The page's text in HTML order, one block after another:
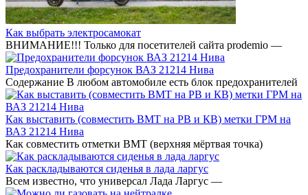
Как выбрать электросамокат
ВНИМАНИЕ!!! Только для посетителей сайта prodemio —
Предохранители форсунок ВАЗ 21214 Нива
Содержание В любом автомобиле есть блок предохранителей
Как выставить (совместить ВМТ на РВ и КВ) метки ГРМ на
ВАЗ 21214 Нива
Как совместить отметки ВМТ (верхняя мёртвая точка)
Как раскладываются сиденья в лада ларгус
Всем известно, что универсал Лада Ларгус —